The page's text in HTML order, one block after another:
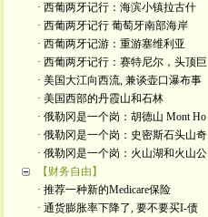
· 西葡两牙记行：海滨小镇拉古什
· 西葡两牙记行 葡萄牙南部海岸
· 西葡两牙记游：重游塞维利亚
· 西葡两牙记行：赛特尼尔，头顶巨
· 美国大江向西流, 兼谈壶口瀑布事
· 美国西部的丹霞山和石林
· 俄勒冈是一个岗：胡德山 Mont Ho
· 俄勒冈是一个岗：史密斯石头山奇
· 俄勒冈是一个岗：火山湖和火山公
【财务自由】
· 推荐一种新的Medicare保险
· 通货膨胀率下降了, 要不要买I-债